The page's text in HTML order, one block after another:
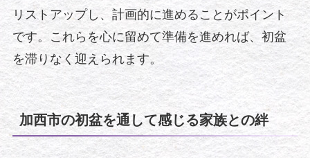
リストアップし、計画的に進めることがポイント
です。これらを心に留めて準備を進めれば、初盆
を滞りなく迎えられます。
加西市の初盆を通して感じる家族との絆